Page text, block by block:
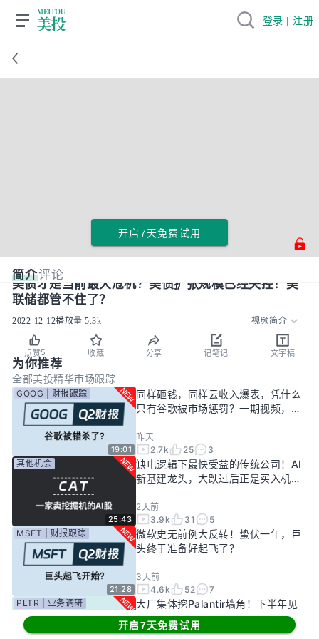
开启7天免费试用
简介评论
美债才是当前最大危机？美债扩张规模已经失控！美
联储都管不住了？
2022-12-12播放量 5.3k 视频简介
点赞5 收藏 分享 记笔记 文字稿
为你推荐
全部美投精华市场跟踪
19:01
GOOG | 财报跟踪
同样砸钱，同样云收入爆表，凭什么
只有谷歌被市场惩罚？一期视频，告
昨天
2.7k
25 3
25:43
其他机会
缺电逻辑下最快受益的传统公司！AI
新基建龙头，大跌过后正是买入机
2天前
3.9k
31 5
21:28
MSFT | 财报跟踪
微软史无前例大反转！蛰伏一年，巨
头终于准备好起飞了？
3天前
4.6k
52
7
PLTR | 业务调研
大厂集体挖Palantir墙角！下半年见
顶风险进一步发酵！现在的Palantir
还要投资吗？
开启7天免费试用
登录 | 注册